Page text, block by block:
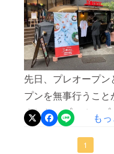
です！先月のテレビ
無事行われ、営業も
つスムーズにできる
なってきました。緊
宣言の中、原宿の人
以前にくらべると少
り、リモートワーク
ている方も多く、ま
の売り上げには達し
先日、プレオープン
プンを無事行うこと
ました！プレオープ
日、トラックの電気
レーカーが落ちたり
も
1